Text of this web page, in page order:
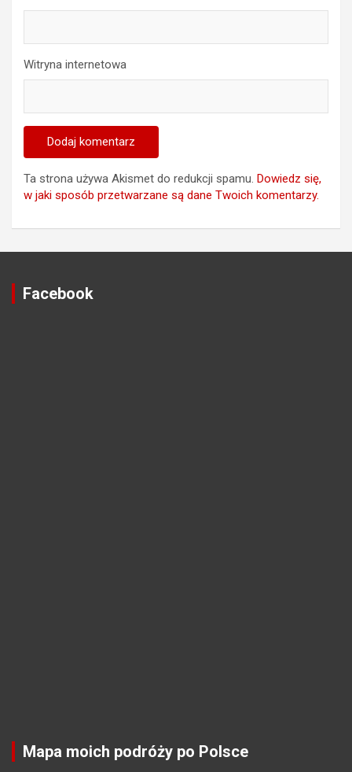
Witryna internetowa
Ta strona używa Akismet do redukcji spamu. Dowiedz się,
w jaki sposób przetwarzane są dane Twoich komentarzy.
Facebook
Mapa moich podróży po Polsce